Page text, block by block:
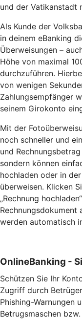
und der Vatikanstadt
Als Kunde der
in deinem eBanking
Überweisungen –
Höhe von maximal
durchzuführen.
von wenigen
Zahlungsempfänger
seinem Girokonto
Mit der
noch schneller und
und
sondern können
hochladen oder in
überweisen. Klicken
„Rechnung
Rechnungsdokument
werden automatisch
OnlineBanking -
Schützen Sie Ihr
Zugriff durch
Phishing-Warnungen
Betrugsmaschen